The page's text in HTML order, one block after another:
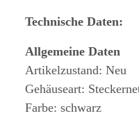
Technische Daten:
Allgemeine Daten
Artikelzustand: Neu
Gehäuseart:
Farbe: schwarz